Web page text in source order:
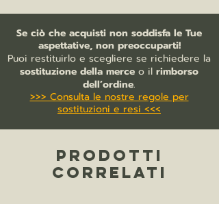
Soggetto:Savoia Marchetti S.74
Tipologia:
Stampa da disegno tecnico
aeronautico
Origine grafica: Rielaborazione da
disegno originale SIAI-Marchetti
Aviazione italiana, trasporto
aereo, aeroplani degli anni Trenta
Supporto:Stampa su carta
Formato:75x30 cm
Disponibilità:spedizione in 7/10 giorni
lavorativi
Se ciò che acquisti non soddisfa le Tue
aspettative, non preoccuparti!
Puoi restituirlo e scegliere se richiedere la
sostituzione della merce o il rimborso
dell’ordine.
>>> Consulta le nostre regole per
sostituzioni e resi <<<
PRODOTTI
CORRELATI